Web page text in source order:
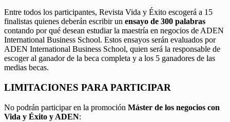
Entre todos los participantes, Revista Vida y Éxito escogerá a 15
finalistas quienes deberán escribir un ensayo de 300 palabras
contando por qué desean estudiar la maestría en negocios de ADEN
International Business School. Estos ensayos serán evaluados por
ADEN International Business School, quien será la responsable de
escoger al ganador de la beca completa y a los 5 ganadores de las
medias becas.
LIMITACIONES PARA PARTICIPAR
No podrán participar en la promoción Máster de los negocios con
Vida y Éxito y ADEN: